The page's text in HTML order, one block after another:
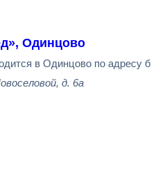
Одинцово
в Одинцово по адресу
д. 6а